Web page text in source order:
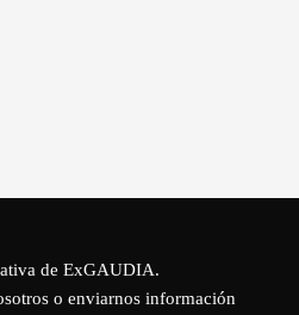
de ExGAUDIA.
o enviarnos información